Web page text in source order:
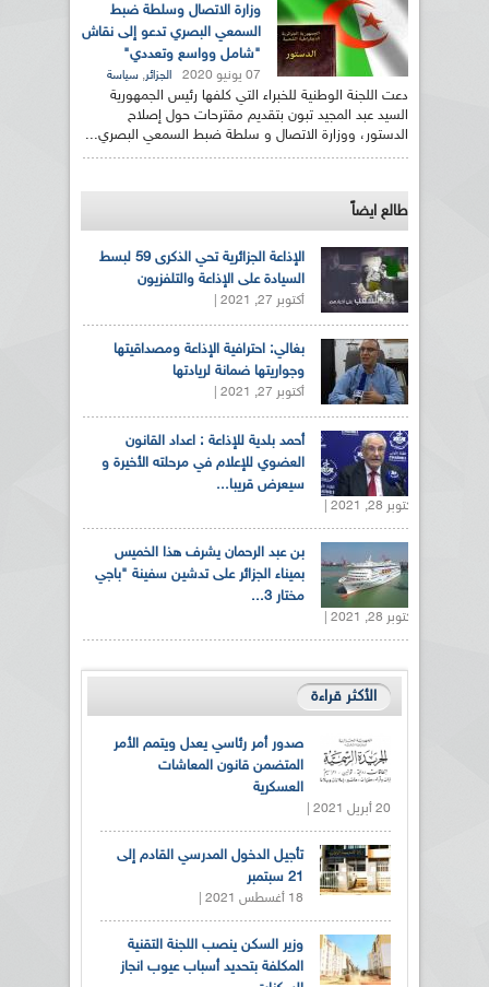
وزارة الاتصال وسلطة ضبط
السمعي البصري تدعو إلى نقاش
"شامل وواسع وتعددي"
07 يونيو 2020 الجزائر, سياسة
دعت اللجنة الوطنية للخبراء التي كلفها رئيس الجمهورية
السيد عبد المجيد تبون بتقديم مقترحات حول إصلاح
الدستور، ووزارة الاتصال و سلطة ضبط السمعي البصري...
طالع ايضاً
الإذاعة الجزائرية تحي الذكرى 59 لبسط
السيادة على الإذاعة والتلفزيون
أكتوبر 27, 2021 |
بغالي: احترافية الإذاعة ومصداقيتها
وجواريتها ضمانة لريادتها
أكتوبر 27, 2021 |
أحمد بلدية للإذاعة : اعداد القانون
العضوي للإعلام في مرحلته الأخيرة و
سيعرض قريبا...
أكتوبر 28, 2021 |
بن عبد الرحمان يشرف هذا الخميس
بميناء الجزائر على تدشين سفينة "باجي
مختار 3...
أكتوبر 28, 2021 |
الأكثر قراءة
صدور أمر رئاسي يعدل ويتمم الأمر
المتضمن قانون المعاشات
العسكرية
20 أبريل 2021 |
تأجيل الدخول المدرسي القادم إلى
21 سبتمبر
18 أغسطس 2021 |
وزير السكن ينصب اللجنة التقنية
المكلفة بتحديد أسباب عيوب انجاز